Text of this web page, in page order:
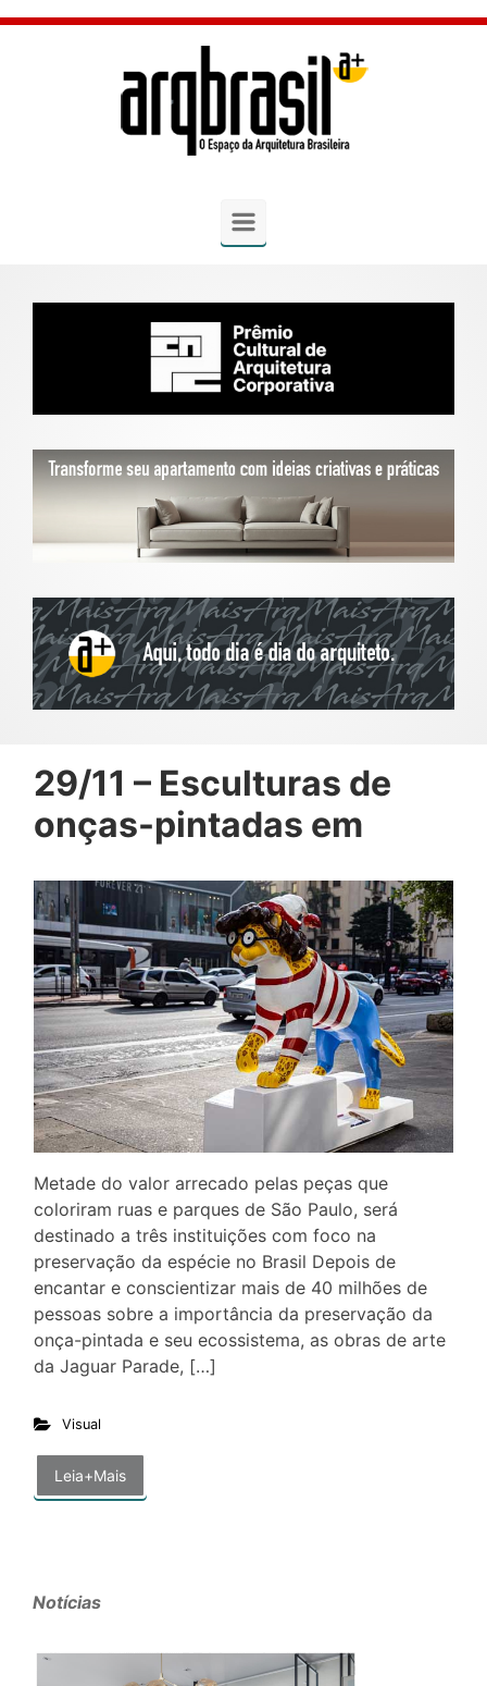
Skip to main content
29/11 – Esculturas de
onças-pintadas em
Metade do valor arrecado pelas peças que
coloriram ruas e parques de São Paulo, será
destinado a três instituições com foco na
preservação da espécie no Brasil Depois de
encantar e conscientizar mais de 40 milhões de
pessoas sobre a importância da preservação da
onça-pintada e seu ecossistema, as obras de arte
da Jaguar Parade, […]
Visual
Leia+Mais
Notícias